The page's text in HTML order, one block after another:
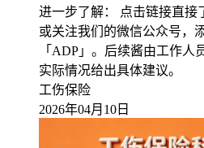
进一步了解： 点击链接直接
或关注我们的微信公众号，
「ADP」。后续酱由工作人
实际情况给出具体建议。
工伤保险
2026年04月10日